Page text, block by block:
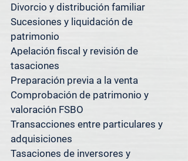
Si se encuentra cerca y no está
seguro de si atendemos su
propiedad, simplemente pregunte;
con gusto le confirmaremos.
¿Tiene propiedades en varios
mercados? Tenemos lo que
necesita.
Además de servir a [Suburbio],
Spacedesk Appraisal Group también
ofrece servicios de tasación en
Divorcio y distribución familiar
Sucesiones y liquidación de
patrimonio
Apelación fiscal y revisión de
tasaciones
Preparación previa a la venta
Comprobación de patrimonio y
valoración FSBO
Transacciones entre particulares y
adquisiciones
Tasaciones de inversores y